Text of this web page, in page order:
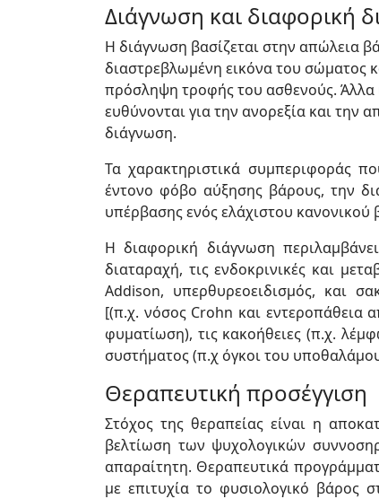
Διάγνωση και διαφορική
Η διάγνωση βασίζεται στην απώλεια
διαστρεβλωμένη εικόνα του σώματος
πρόσληψη τροφής του ασθενούς. Άλλα
ευθύνονται για την ανορεξία και την
διάγνωση.
Τα χαρακτηριστικά συμπεριφοράς
έντονο φόβο αύξησης βάρους, την
υπέρβασης ενός ελάχιστου κανονικού
Η διαφορική διάγνωση
διαταραχή, τις ενδοκρινικές και
Addison, υπερθυρεοειδισμός, και
[(π.χ. νόσος Crohn και εντεροπάθεια
φυματίωση), τις κακοήθειες (π.χ.
συστήματος (π.χ όγκοι του
Θεραπευτική προσέγγιση
Στόχος της θεραπείας είναι η
βελτίωση των ψυχολογικών
απαραίτητη. Θεραπευτικά
με επιτυχία το φυσιολογικό βάρος